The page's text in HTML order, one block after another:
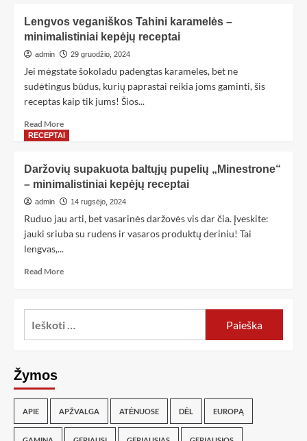
Lengvos veganiškos Tahini karamelės –
minimalistiniai kepėjų receptai
admin 29 gruodžio, 2024
Jei mėgstate šokoladu padengtas karameles, bet ne
sudėtingus būdus, kurių paprastai reikia joms gaminti, šis
receptas kaip tik jums! Šios...
Read More
RECEPTAI
Daržovių supakuota baltųjų pupelių „Minestrone“
– minimalistiniai kepėjų receptai
admin 14 rugsėjo, 2024
Ruduo jau arti, bet vasarinės daržovės vis dar čia. Įveskite:
jauki sriuba su rudens ir vasaros produktų deriniu! Tai
lengvas,...
Read More
Žymos
APIE APŽVALGA ATĖNUOSE DĖL EUROPĄ